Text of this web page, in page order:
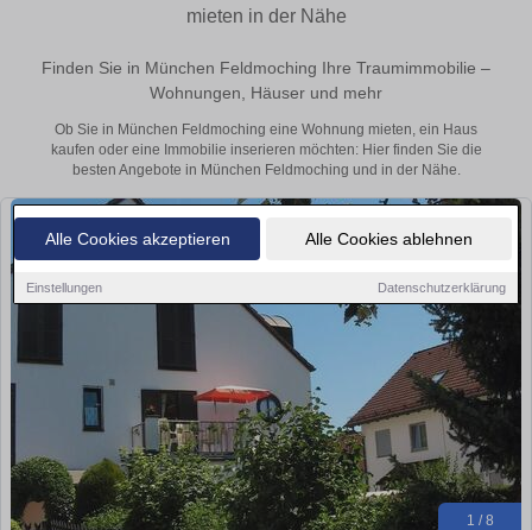
Alle Cookies akzeptieren Alle Cookies ablehnen
Einstellungen Datenschutzerklärung
mieten in der Nähe
Finden Sie in München Feldmoching Ihre Traumimmobilie –
Wohnungen, Häuser und mehr
Ob Sie in München Feldmoching eine Wohnung mieten, ein Haus
kaufen oder eine Immobilie inserieren möchten: Hier finden Sie die
besten Angebote in München Feldmoching und in der Nähe.
1 / 8